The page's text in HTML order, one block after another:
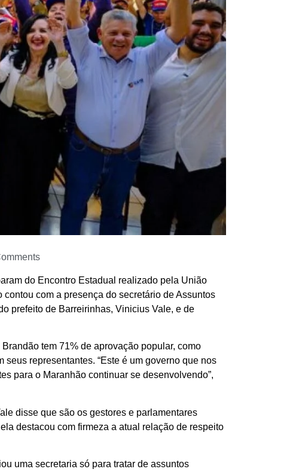
do Encontro Estadual realizado pela União
com a presença do secretário de Assuntos
prefeito de Barreirinhas, Vinicius Vale, e de
tem 71% de aprovação popular, como
representantes. “Este é um governo que nos
para o Maranhão continuar se desenvolvendo”,
disse que são os gestores e parlamentares
destacou com firmeza a atual relação de respeito
uma secretaria só para tratar de assuntos